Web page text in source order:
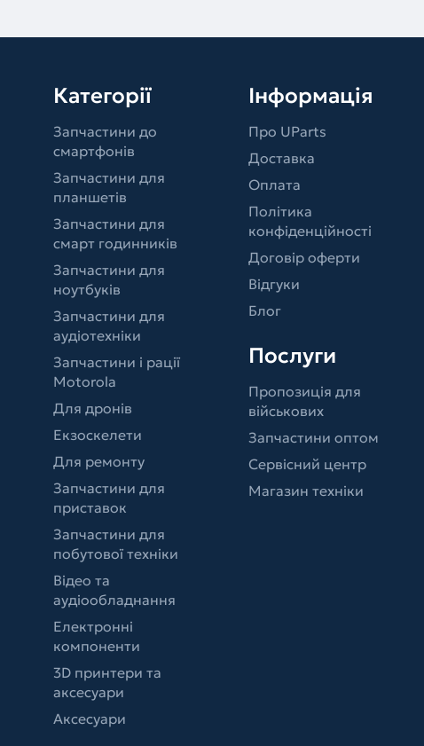
Категорії
Запчастини до
смартфонів
Запчастини для
планшетів
Запчастини для
смарт годинників
Запчастини для
ноутбуків
Запчастини для
аудіотехніки
Запчастини і рації
Motorola
Для дронів
Екзоскелети
Для ремонту
Запчастини для
приставок
Запчастини для
побутової техніки
Відео та
аудіообладнання
Електронні
компоненти
3D принтери та
аксесуари
Аксесуари
Інформація
Про UParts
Доставка
Оплата
Політика
конфіденційності
Договір оферти
Відгуки
Блог
Послуги
Пропозиція для
військових
Запчастини оптом
Сервісний центр
Магазин техніки